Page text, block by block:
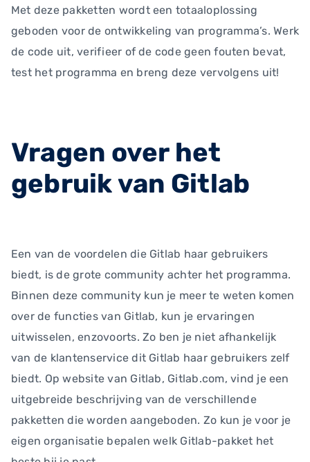
Met deze pakketten wordt een totaaloplossing
geboden voor de ontwikkeling van programma’s. Werk
de code uit, verifieer of de code geen fouten bevat,
test het programma en breng deze vervolgens uit!
Vragen over het
gebruik van Gitlab
Een van de voordelen die Gitlab haar gebruikers
biedt, is de grote community achter het programma.
Binnen deze community kun je meer te weten komen
over de functies van Gitlab, kun je ervaringen
uitwisselen, enzovoorts. Zo ben je niet afhankelijk
van de klantenservice dit Gitlab haar gebruikers zelf
biedt. Op website van Gitlab, Gitlab.com, vind je een
uitgebreide beschrijving van de verschillende
pakketten die worden aangeboden. Zo kun je voor je
eigen organisatie bepalen welk Gitlab-pakket het